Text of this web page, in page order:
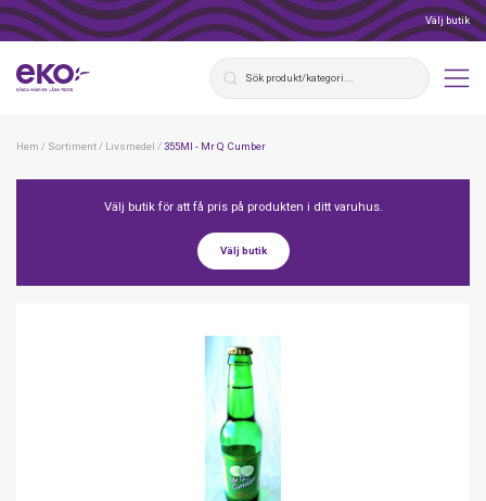
Välj butik
Hem / Sortiment/ Livsmedel /355Ml - Mr Q Cumber
Välj butik för att få pris på produkten i ditt varuhus.
Välj butik